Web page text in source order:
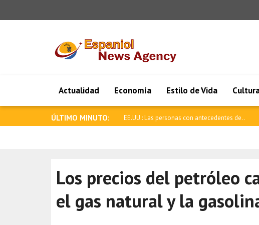
Actualidad Economía Estilo de Vida
ÚLTIMO MINUTO: EE.UU.: Las personas con antecedentes de..
Los precios del petróleo
el gas natural y la